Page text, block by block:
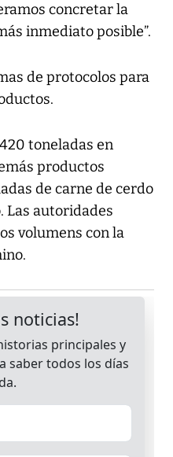
concretar la
inmediato posible”.
de protocolos para
toneladas en
productos
de carne de cerdo
Las autoridades
volumens con la